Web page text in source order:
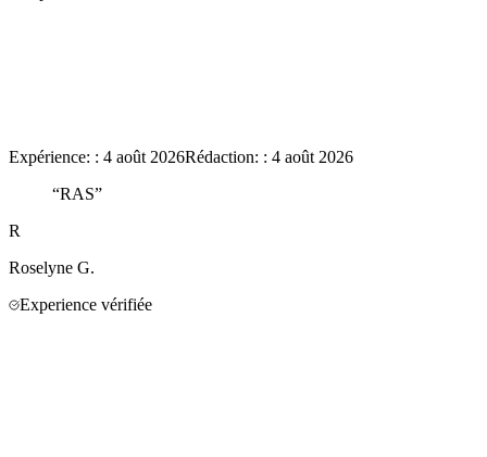
Expérience: : 4 août 2026Rédaction: : 4 août 2026
“RAS”
R
Roselyne G.
Experience vérifiée